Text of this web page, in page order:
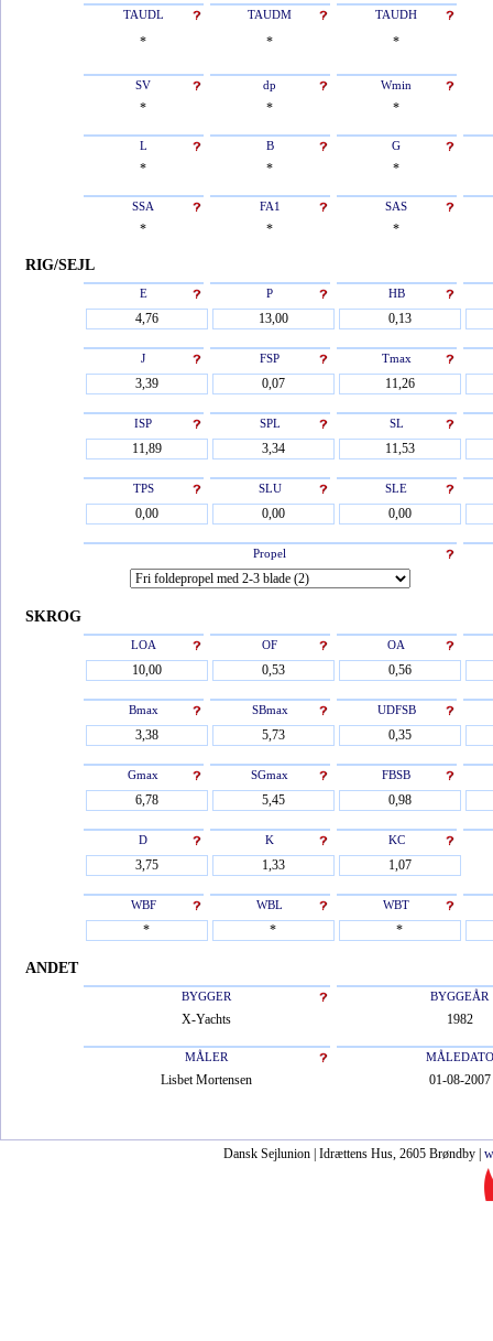
TAUDL TAUDM TAUDH
* * *
SV dp Wmin
* * *
L B G
* * *
SSA FA1 SAS
* * *
RIG/SEJL
E P HB
J FSP Tmax
ISP SPL SL
TPS SLU SLE
Propel
SKROG
LOA OF OA
Bmax SBmax UDFSB
Gmax SGmax FBSB
D K KC
WBF WBL WBT
ANDET
BYGGER BYGGEÅR
X-Yachts 1982
MÅLER MÅLEDATO
Lisbet Mortensen 01-08-2007
Dansk Sejlunion | Idrættens Hus, 2605 Brøndby |